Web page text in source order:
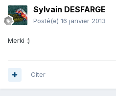
Sylvain DESFARGE
Posté(e) 16 janvier 2013
Merki :)
Citer